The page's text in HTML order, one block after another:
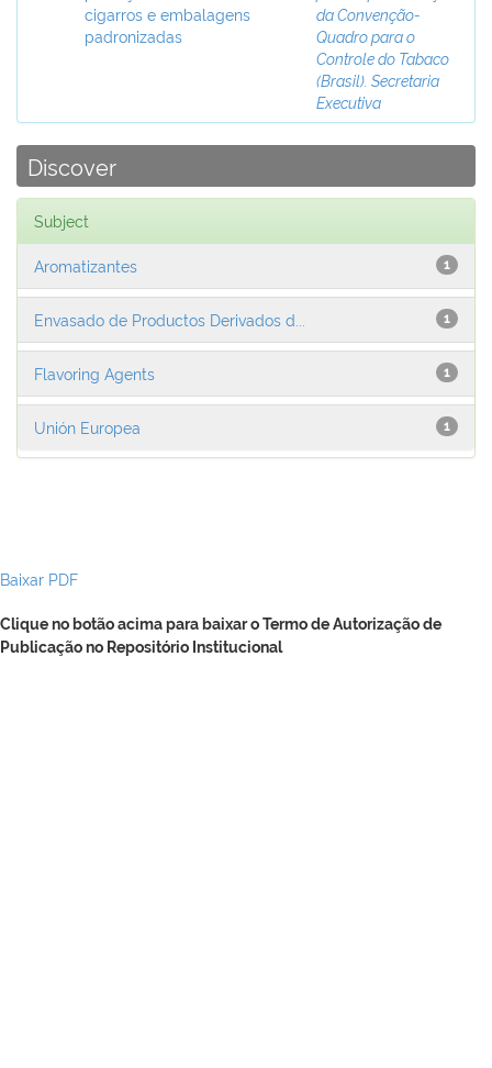
cigarros e embalagens
padronizadas
da Convenção-
Quadro para o
Controle do Tabaco
(Brasil). Secretaria
Executiva
Discover
Subject
1
Aromatizantes
1
Envasado de Productos Derivados d...
1
Flavoring Agents
1
Unión Europea
Baixar PDF
Clique no botão acima para baixar o Termo de Autorização de
Publicação no Repositório Institucional